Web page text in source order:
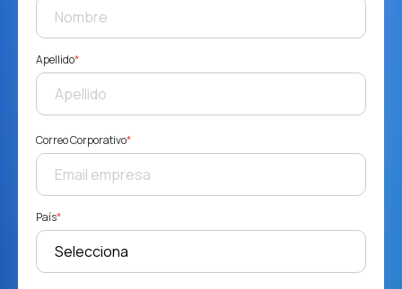
Apellido*
Correo Corporativo*
País*